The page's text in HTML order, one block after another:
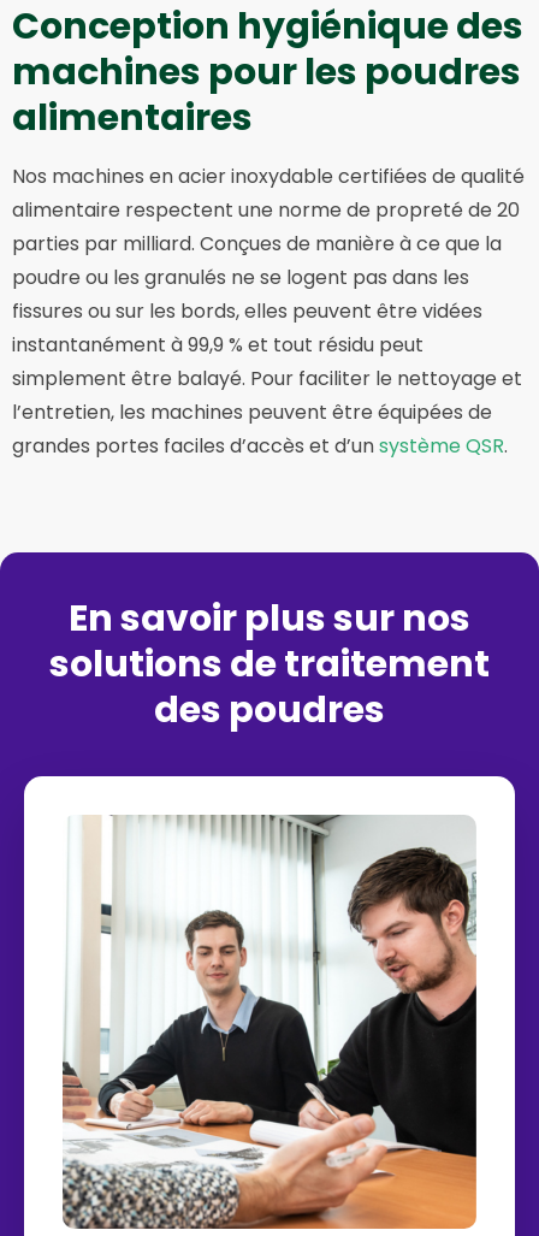
Conception hygiénique des
machines pour les poudres
alimentaires
Nos machines en acier inoxydable certifiées de qualité
alimentaire respectent une norme de propreté de 20
parties par milliard. Conçues de manière à ce que la
poudre ou les granulés ne se logent pas dans les
fissures ou sur les bords, elles peuvent être vidées
instantanément à 99,9 % et tout résidu peut
simplement être balayé. Pour faciliter le nettoyage et
l’entretien, les machines peuvent être équipées de
grandes portes faciles d’accès et d’unsystème QSR.
En savoir plus sur nos
solutions de traitement
des poudres